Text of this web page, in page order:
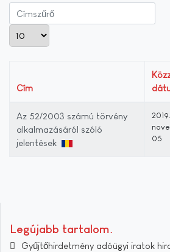
Címszűrő
Tételek #
Cím
Az 52/2003 számú törvény
alkalmazásáról szóló
jelentések
2019.
05
Legújabb tartalom
Gyűjtőhirdetmény adóügyi iratok